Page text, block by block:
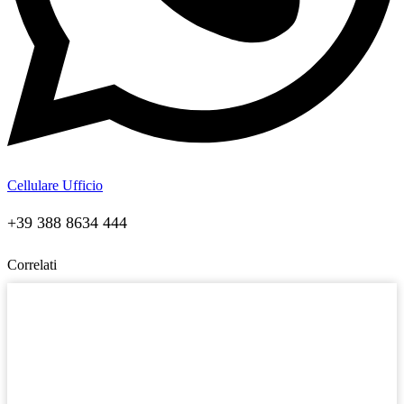
Cellulare Ufficio
+39 388 8634 444
Correlati